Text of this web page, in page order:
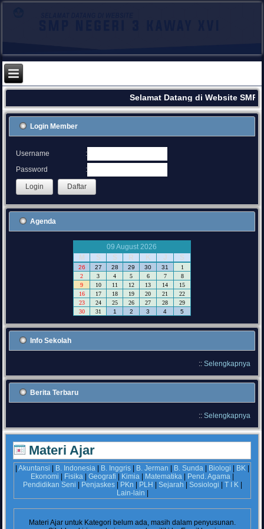
Selamat Datang di Website
Login Member
Username
:
Password
:
Agenda
09 August 2026
M
S S R K J S
26 27 28 29 30 31
1
2
3 4 5 6 7
8
9
10 11 12 13 14
15
16
17 18 19 20 21
22
23
24 25 26 27 28
29
30
31 1 2 3 4 5
Info Sekolah
:: Selengkapnya
Berita Terbaru
:: Selengkapnya
Materi Ajar
|Akuntansi B. Indonesia B. Inggris B. Jerman B. Sunda Biologi BK
Ekonomi
Fisika |Geografi Kimia Matematika Pend. Agama
Pendidikan Seni
Penjaskes| PKn PLH Sejarah Sosiologi T I K|
Lain-lain
Materi Ajar untuk Kategori belum ada, masih dalam penyusunan.